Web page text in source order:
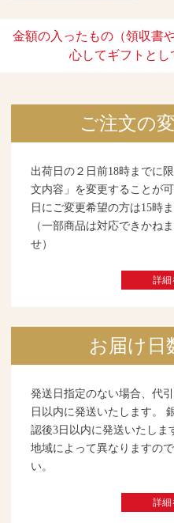
金額の入ったもの（領収書
心してギフトとし
ご注文の
出荷日の２日前18時までに
文内容」を変更することが
日にご変更希望の方は15時
（一部商品は対応できかね
せ）
詳細
お届け日
発送日指定のない場合、代
日以内に発送いたします。
認後3日以内に発送いたしま
地域によって異なりますの
い。
詳細